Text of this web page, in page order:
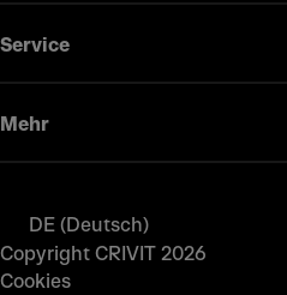
Service
Mehr
DE (Deutsch)
Copyright CRIVIT 2026
Cookies